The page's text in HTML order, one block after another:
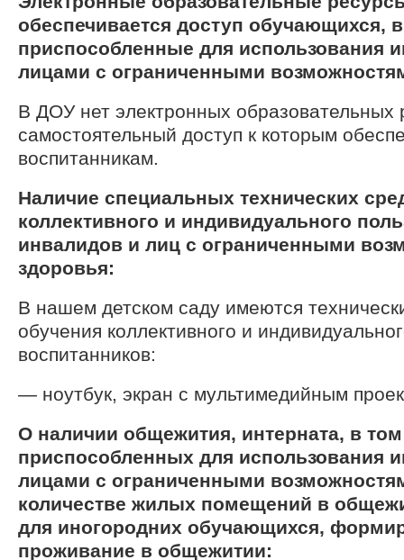
обеспечивается доступ обучающихся,
приспособленные для использования
лицами с ограниченными
В ДОУ нет электронных образовательных
самостоятельный доступ к которым
воспитанникам.
Наличие специальных технических
коллективного и индивидуального
инвалидов и лиц с ограниченными
здоровья:
В нашем детском саду имеются
обучения коллективного и
воспитанников:
— ноутбук, экран с мультимедийным
О наличии общежития, интерната, в
приспособленных для использования
лицами с ограниченными
количестве жилых помещений в
для иногородних обучающихся,
проживание в общежитии: